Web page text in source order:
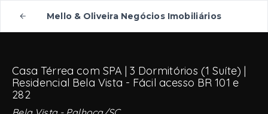
Mello & Oliveira Negócios Imobiliários
Casa Térrea com SPA | 3 Dormitórios (1 Suíte) |
Residencial Bela Vista - Fácil acesso BR 101 e
282